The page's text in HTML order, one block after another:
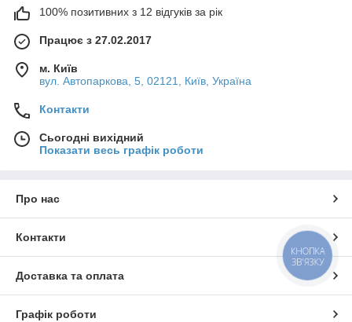
100% позитивних з 12 відгуків за рік
Працює з 27.02.2017
м. Київ
вул. Автопаркова, 5, 02121, Київ, Україна
Контакти
Сьогодні вихідний
Показати весь графік роботи
Про нас
Контакти
Доставка та оплата
Графік роботи
КНОПКА
ЗВ'ЯЗКУ